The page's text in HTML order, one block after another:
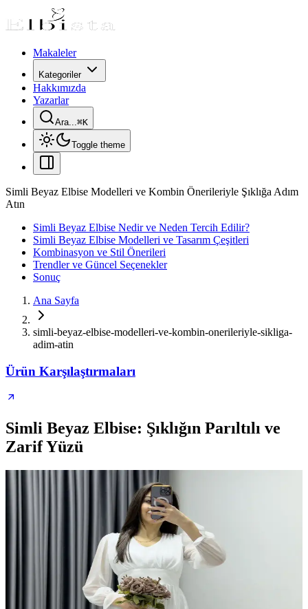
Makaleler
Kategoriler
Hakkımızda
Yazarlar
Ara...⌘K
Toggle theme
Simli Beyaz Elbise Modelleri ve Kombin Önerileriyle Şıklığa Adım
Atın
Simli Beyaz Elbise Nedir ve Neden Tercih Edilir?
Simli Beyaz Elbise Modelleri ve Tasarım Çeşitleri
Kombinasyon ve Stil Önerileri
Trendler ve Güncel Seçenekler
Sonuç
Ana Sayfa
simli-beyaz-elbise-modelleri-ve-kombin-onerileriyle-sikliga-
adim-atin
Ürün Karşılaştırmaları
Simli Beyaz Elbise: Şıklığın Parıltılı ve
Zarif Yüzü